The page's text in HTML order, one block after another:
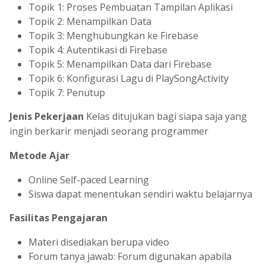
Topik 1: Proses Pembuatan Tampilan Aplikasi
Topik 2: Menampilkan Data
Topik 3: Menghubungkan ke Firebase
Topik 4: Autentikasi di Firebase
Topik 5: Menampilkan Data dari Firebase
Topik 6: Konfigurasi Lagu di PlaySongActivity
Topik 7: Penutup
Jenis Pekerjaan Kelas ditujukan bagi siapa saja yang
ingin berkarir menjadi seorang programmer
Metode Ajar
Online Self-paced Learning
Siswa dapat menentukan sendiri waktu belajarnya
Fasilitas Pengajaran
Materi disediakan berupa video
Forum tanya jawab: Forum digunakan apabila